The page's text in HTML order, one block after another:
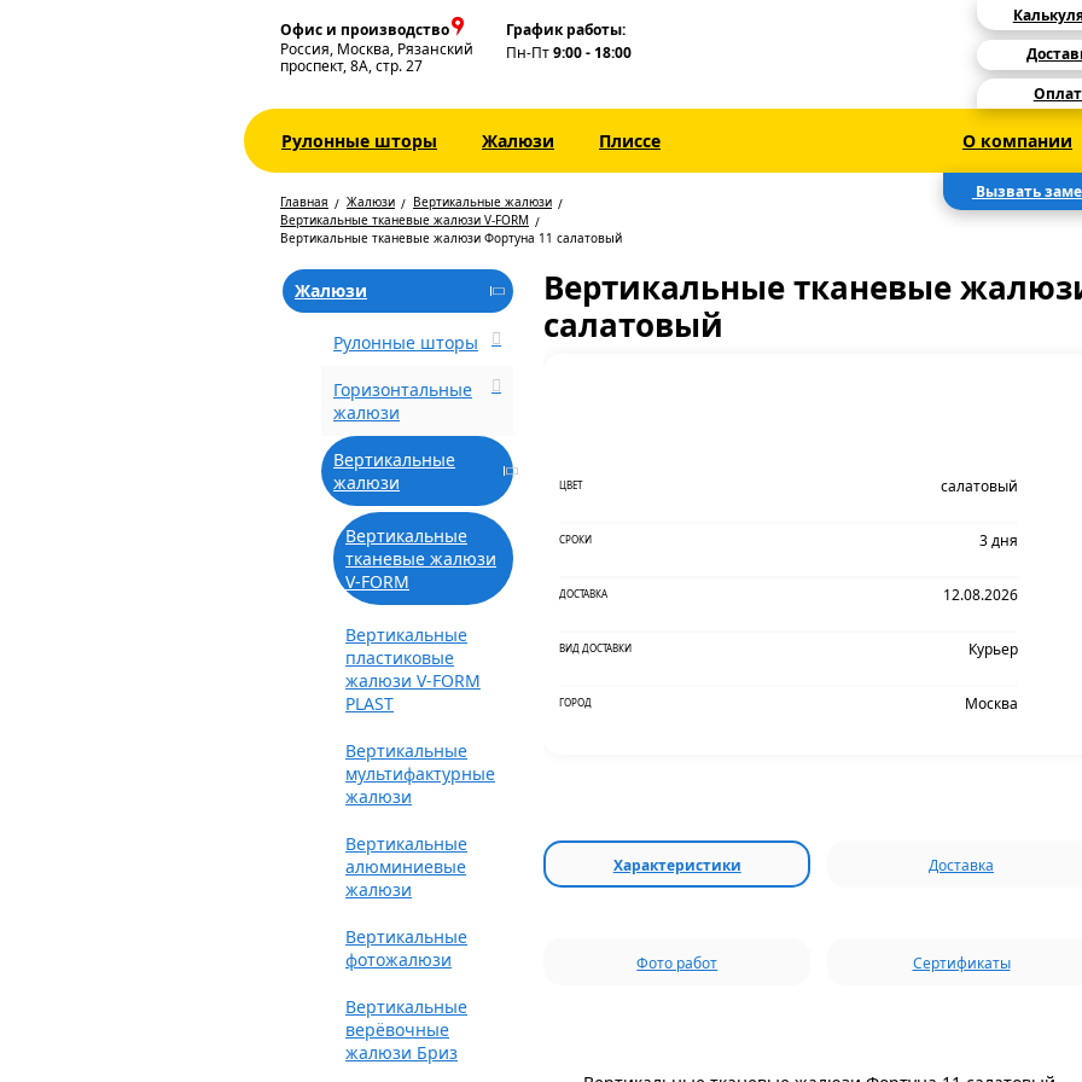
Офис и производство
Россия, Москва, Рязанский
проспект, 8А, стр. 27
График работы:
Пн-Пт9:00 - 18:00
Рулонные шторы Жалюзи Плиссе О компании
Вызвать
Главная Жалюзи
Вертикальные жалюзи
Вертикальные тканевые жалюзи V-FORM
Вертикальные тканевые жалюзи Фортуна 11 салатовый
Жалюзи
Рулонные шторы
Горизонтальные
жалюзи
Вертикальные
жалюзи
Вертикальные
тканевые жалюзи
V-FORM
Вертикальные
пластиковые
жалюзи V-FORM
PLAST
Вертикальные
мультифактурные
жалюзи
Вертикальные
алюминиевые
жалюзи
Вертикальные
фотожалюзи
Вертикальные
верёвочные
жалюзи Бриз
Вертикальные тканевые
салатовый
ЦВЕТ салатовый
СРОКИ 3 дня
ДОСТАВКА 12.08.2026
ВИД ДОСТАВКИ Курьер
ГОРОД Москва
Характеристики Доставка
Фото работ Сертификаты